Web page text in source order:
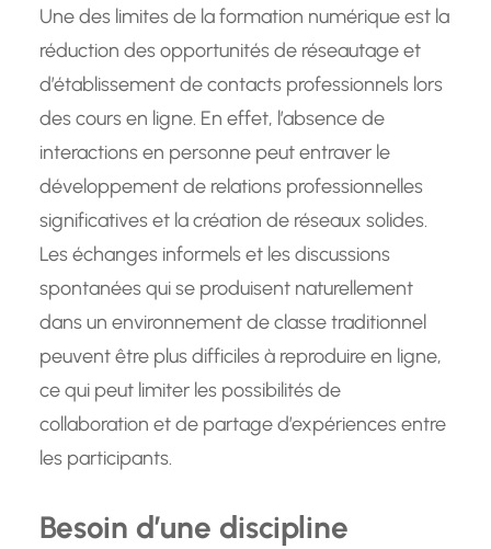
Une des limites de la formation numérique est la
réduction des opportunités de réseautage et
d’établissement de contacts professionnels lors
des cours en ligne. En effet, l’absence de
interactions en personne peut entraver le
développement de relations professionnelles
significatives et la création de réseaux solides.
Les échanges informels et les discussions
spontanées qui se produisent naturellement
dans un environnement de classe traditionnel
peuvent être plus difficiles à reproduire en ligne,
ce qui peut limiter les possibilités de
collaboration et de partage d’expériences entre
les participants.
Besoin d’une discipline